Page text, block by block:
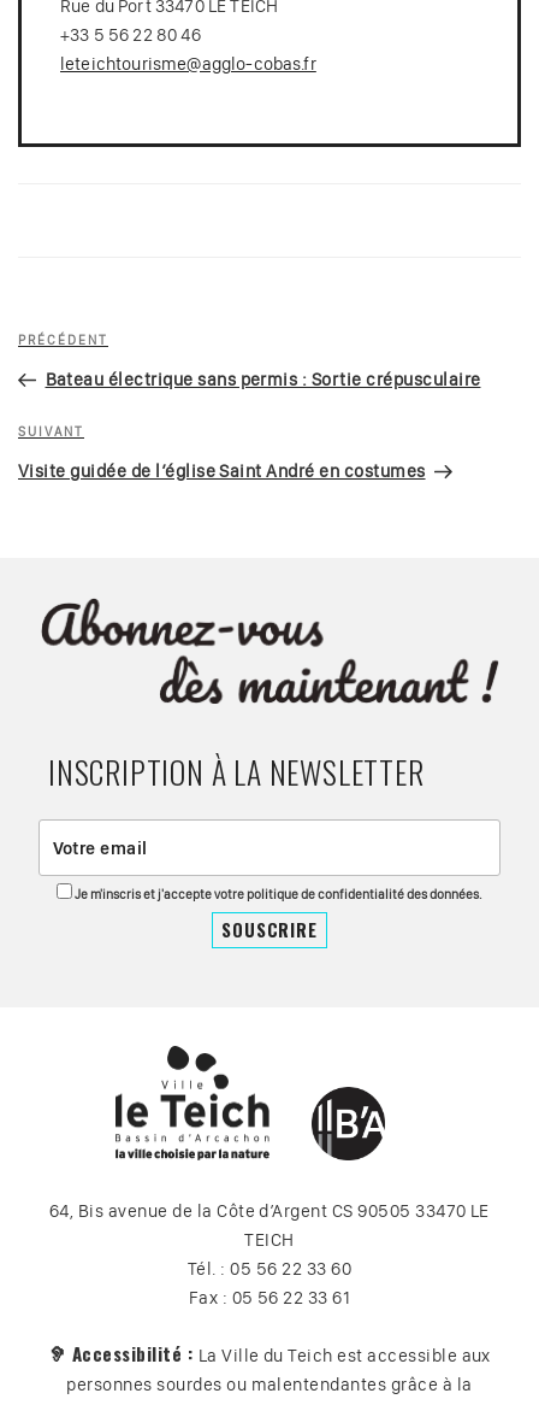
Rue du Port 33470 LE TEICH
+33 5 56 22 80 46
leteichtourisme@agglo-cobas.fr
Navigation
l’article
Article
précédent
PRÉCÉDENT
Bateau électrique sans permis : Sortie crépusculaire
Article
suivant
SUIVANT
Visite guidée de l’église Saint André en costumes
INSCRIPTION À LA NEWSLETTER
Je m'inscris et j'accepte votre politique de confidentialité des données.
64, Bis avenue de la Côte d’Argent CS 90505 33470 LE
TEICH
Tél. : 05 56 22 33 60
Fax : 05 56 22 33 61
🦻 Accessibilité : La Ville du Teich est accessible aux
personnes sourdes ou malentendantes grâce à la